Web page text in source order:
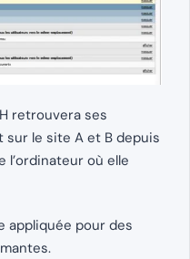
retrouvera ses
le site A et B depuis
l’ordinateur où elle
appliquée pour des